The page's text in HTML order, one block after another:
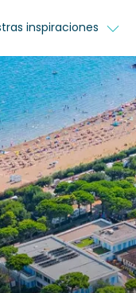
inspiraciones